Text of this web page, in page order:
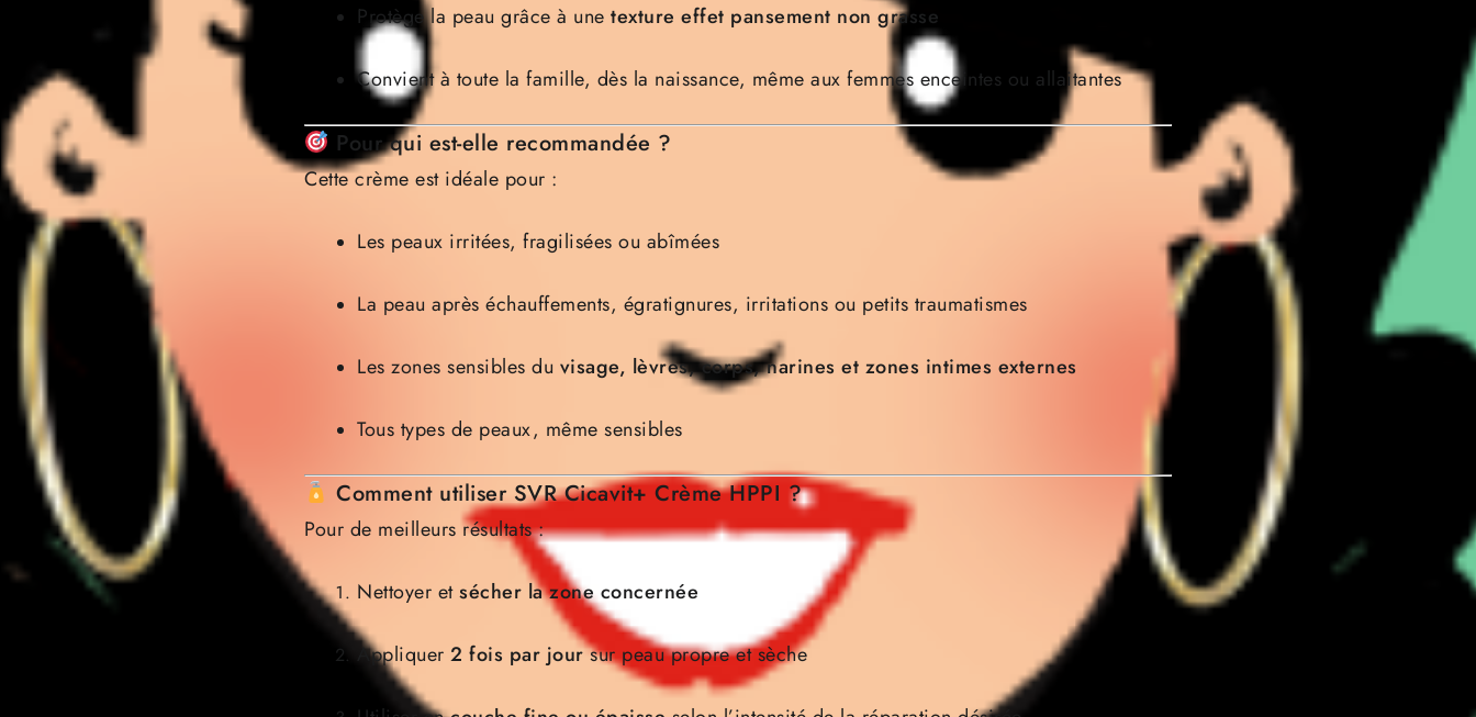
Protège la peau grâce à une texture effet pansement non grasse
Convient à toute la famille, dès la naissance, même aux femmes enceintes ou allaitantes
Pour qui est-elle recommandée ?
Cette crème est idéale pour :
Les peaux irritées, fragilisées ou abîmées
La peau après échauffements, égratignures, irritations ou petits traumatismes
Les zones sensibles du visage, lèvres, corps, narines et zones intimes externes
Tous types de peaux, même sensibles
Comment utiliser SVR Cicavit+ Crème HPPI ?
Pour de meilleurs résultats :
Nettoyer etsécher la zone concernée
Appliquer 2 fois par joursur peau propre et sèche